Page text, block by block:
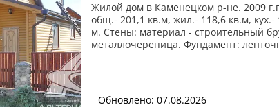
Жилой дом в Каменецком р-не. 2009
общ.- 201,1 кв.м, жил.- 118,6 кв.м,
м. Стены: материал - строительный
металлочерепица. Фундамент:
Обновлено: 07.08.2026